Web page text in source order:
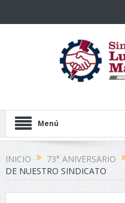
Menú
INICIO 73° ANIVERSARIO
DE NUESTRO SINDICATO